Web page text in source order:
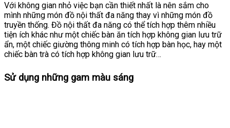
Với không gian nhỏ việc bạn cần thiết nhất là nên sắm cho
mình những món đồ nội thất đa năng thay vì những món đồ
truyền thống. Đồ nội thất đa năng có thể tích hợp thêm nhiều
tiện ích khác như một chiếc bàn ăn tích hợp không gian lưu trữ
ẩn, một chiếc giường thông minh có tích hợp bàn học, hay một
chiếc bàn trà có tích hợp không gian lưu trữ…
Sử dụng những gam màu sáng